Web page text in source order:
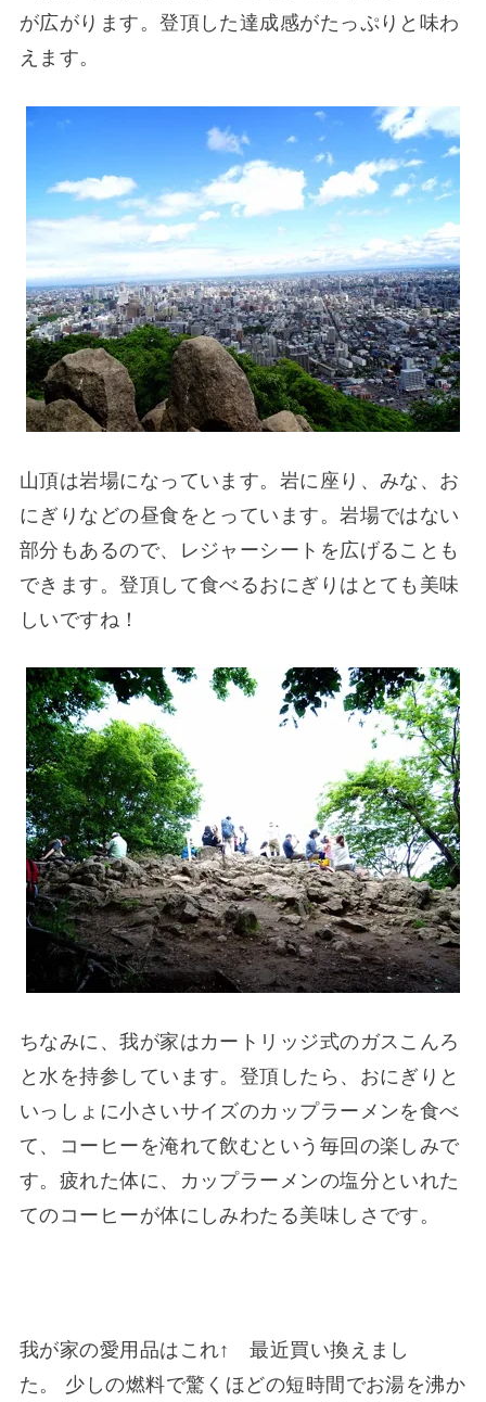
が広がります。登頂した達成感がたっぷりと味わ
えます。
山頂は岩場になっています。岩に座り、みな、お
にぎりなどの昼食をとっています。岩場ではない
部分もあるので、レジャーシートを広げることも
できます。登頂して食べるおにぎりはとても美味
しいですね！
ちなみに、我が家はカートリッジ式のガスこんろ
と水を持参しています。登頂したら、おにぎりと
いっしょに小さいサイズのカップラーメンを食べ
て、コーヒーを淹れて飲むという毎回の楽しみで
す。疲れた体に、カップラーメンの塩分といれた
てのコーヒーが体にしみわたる美味しさです。
我が家の愛用品はこれ↑ 最近買い換えまし
た。 少しの燃料で驚くほどの短時間でお湯を沸か